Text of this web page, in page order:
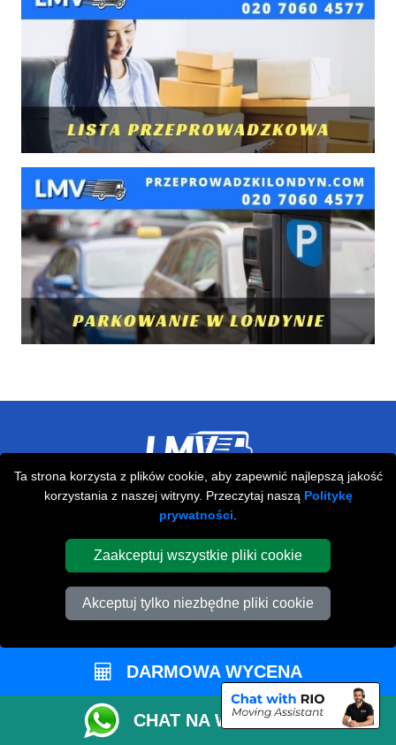
Ta strona korzysta z plików cookie, aby zapewnić najlepszą jakość
korzystania z naszej witryny. Przeczytaj naszą Politykę
prywatności
Zaakceptuj wszystkie pliki cookie
Akceptuj tylko niezbędne pliki cookie
Przeprowadzki Londyn
673 Seven Sisters Road
N15 5LA London,UK
+44 208 099 9173
STREFA KLIENTA
Kontakt
DARMOWA WYCENA
CHAT NA WHATSAPP